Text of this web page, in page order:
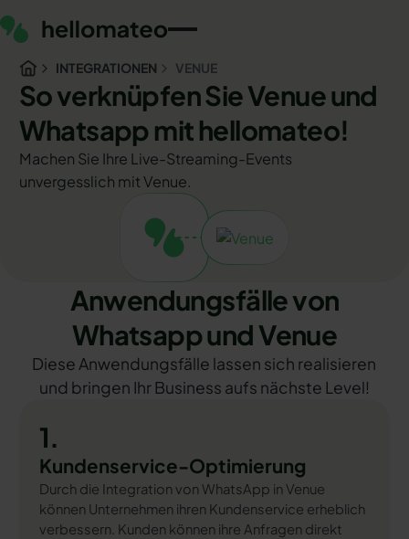
INTEGRATIONEN VENUE
So verknüpfen Sie Venue und
Whatsapp mit hellomateo!
Machen Sie Ihre Live-Streaming-Events
unvergesslich mit Venue.
Anwendungsfälle von
Whatsapp und Venue
Diese Anwendungsfälle lassen sich realisieren
und bringen Ihr Business aufs nächste Level!
1.
Kundenservice-Optimierung
Durch die Integration von WhatsApp in Venue
können Unternehmen ihren Kundenservice erheblich
verbessern. Kunden können ihre Anfragen direkt